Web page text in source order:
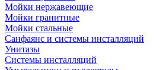
Мойки нержавеющие
Мойки гранитные
Мойки стальные
Санфаянс и системы инсталляций
Унитазы
Системы инсталляций